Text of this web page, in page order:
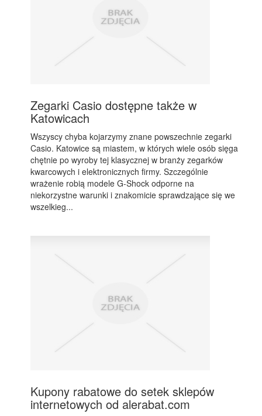
Zegarki Casio dostępne także w
Katowicach
Wszyscy chyba kojarzymy znane powszechnie zegarki
Casio. Katowice są miastem, w których wiele osób sięga
chętnie po wyroby tej klasycznej w branży zegarków
kwarcowych i elektronicznych firmy. Szczególnie
wrażenie robią modele G-Shock odporne na
niekorzystne warunki i znakomicie sprawdzające się we
wszelkieg...
Kupony rabatowe do setek sklepów
internetowych od alerabat.com